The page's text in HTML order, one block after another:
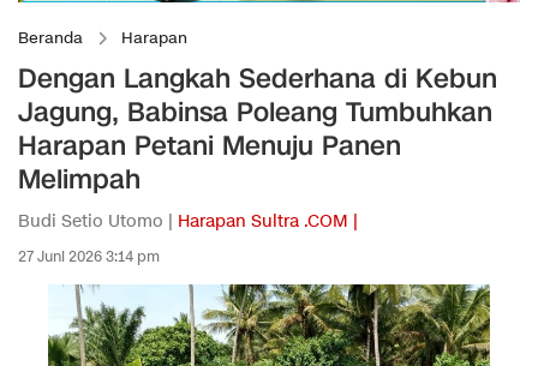
Beranda Harapan
Dengan Langkah Sederhana di Kebun
Jagung, Babinsa Poleang Tumbuhkan
Harapan Petani Menuju Panen
Melimpah
Budi Setio Utomo | Harapan Sultra .COM |
27 Juni 2026 3:14 pm